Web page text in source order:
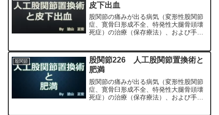
皮下出血
股関節の痛みが出る病気（変形性股関節
症、寛骨臼形成不全、特発性大腿骨頭壊
死症）の治療（保存療法）、および手術
科専門医（人工関節手術を専門）の塗山
正宏が色々と説明します。
股関節
股関節226 人工股関節置換術と
肥満
股関節の痛みが出る病気（変形性股関節
症、寛骨臼形成不全、特発性大腿骨頭壊
死症）の治療（保存療法）、および手術